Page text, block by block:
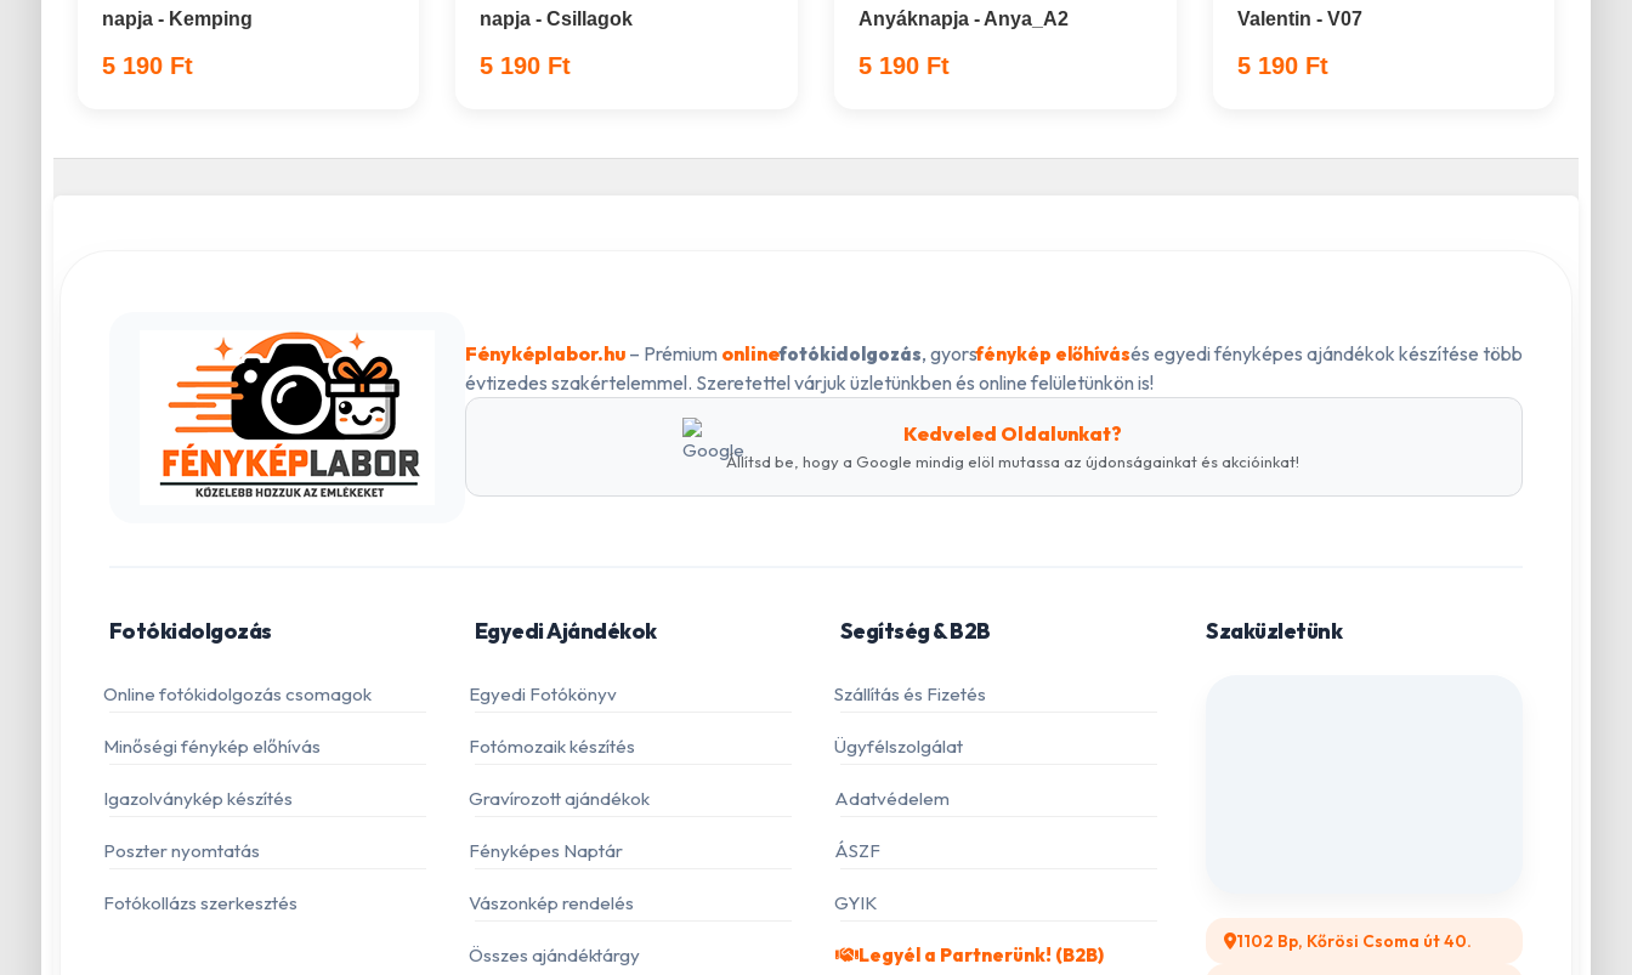
napja - Kemping
5 190 Ft
napja - Csillagok
5 190 Ft
Anyáknapja - Anya_A2
5 190 Ft
Valentin - V07
5 190 Ft
Fényképlabor.hu– Prémium onlinefotókidolgozás, gyorsfénykép előhívásés egyedi fényképes ajándékok készítése több
évtizedes szakértelemmel. Szeretettel várjuk üzletünkben és online felületünkön is!
Kedveled Oldalunkat?
Állítsd be, hogy a Google mindig elöl mutassa az újdonságainkat és akcióinkat!
Fotókidolgozás
Online fotókidolgozás csomagok
Minőségi fénykép előhívás
Igazolványkép készítés
Poszter nyomtatás
Fotókollázs szerkesztés
Egyedi Ajándékok
Egyedi Fotókönyv
Fotómozaik készítés
Gravírozott ajándékok
Fényképes Naptár
Vászonkép rendelés
Összes ajándéktárgy
Segítség & B2B
Szállítás és Fizetés
Ügyfélszolgálat
Adatvédelem
ÁSZF
GYIK
Legyél a Partnerünk! (B2B)
Szaküzletünk
1102 Bp, Kőrösi Csoma út 40.